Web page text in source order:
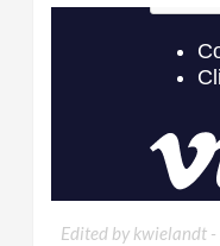
Edited by kwielandt -